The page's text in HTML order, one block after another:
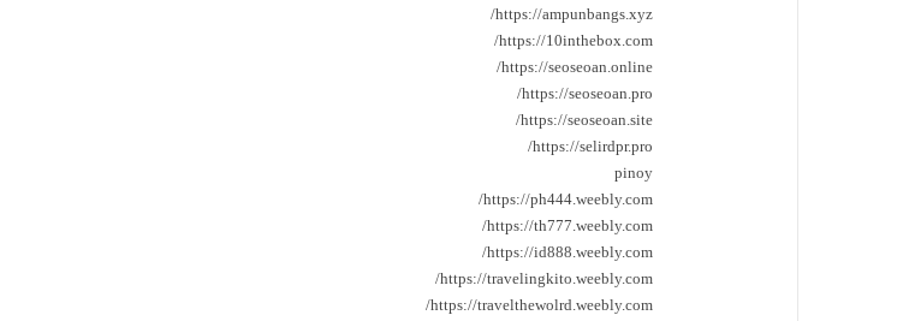
https://ampunbangs.xyz/
https://10inthebox.com/
https://seoseoan.online/
https://seoseoan.pro/
https://seoseoan.site/
https://selirdpr.pro/
pinoy
https://ph444.weebly.com/
https://th777.weebly.com/
https://id888.weebly.com/
https://travelingkito.weebly.com/
https://travelthewolrd.weebly.com/